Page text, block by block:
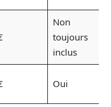
Non
toujours
inclus
Oui